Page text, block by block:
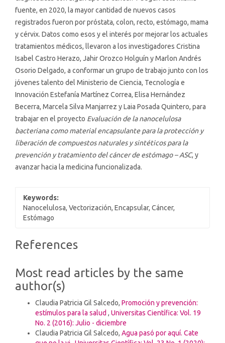
fuente, en 2020, la mayor cantidad de nuevos casos
registrados fueron por próstata, colon, recto, estómago, mama
y cérvix. Datos como esos y el interés por mejorar los actuales
tratamientos médicos, llevaron a los investigadores Cristina
Isabel Castro Herazo, Jahir Orozco Holguín y Marlon Andrés
Osorio Delgado, a conformar un grupo de trabajo junto con los
jóvenes talento del Ministerio de Ciencia, Tecnología e
Innovación Estefanía Martínez Correa, Elisa Hernández
Becerra, Marcela Silva Manjarrez y Laia Posada Quintero, para
trabajar en el proyecto Evaluación de la nanocelulosa
bacteriana como material encapsulante para la protección y
liberación de compuestos naturales y sintéticos para la
prevención y tratamiento del cáncer de estómago – ASC, y
avanzar hacia la medicina funcionalizada.
Keywords:
Nanocelulosa, Vectorización, Encapsular, Cáncer,
Estómago
Article
References
Most read articles by the same
author(s)
Claudia Patricia Gil Salcedo, Promoción y prevención:
estímulos para la salud , Universitas Científica: Vol. 19
No. 2 (2016): Julio - diciembre
Claudia Patricia Gil Salcedo, Agua pasó por aquí. Cate